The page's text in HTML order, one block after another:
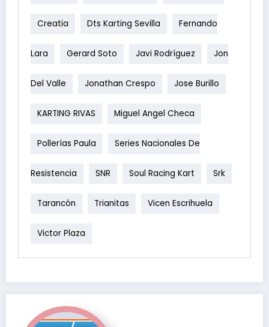
Creatia Dts Karting Sevilla Fernando
Lara Gerard Soto Javi Rodríguez Jon
Del Valle Jonathan Crespo Jose Burillo
KARTING RIVAS Miguel Angel Checa
Pollerías Paula Series Nacionales De
Resistencia SNR Soul Racing Kart Srk
Tarancón Trianitas Vicen Escrihuela
Victor Plaza